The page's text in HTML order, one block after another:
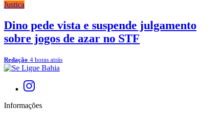
Justiça
Dino pede vista e suspende julgamento
sobre jogos de azar no STF
Redação 4 horas atrás
Informações